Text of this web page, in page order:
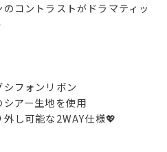
コントラストがドラマティッ
シフォンリボン
アー生地を使用
し可能な2WAY仕様💖